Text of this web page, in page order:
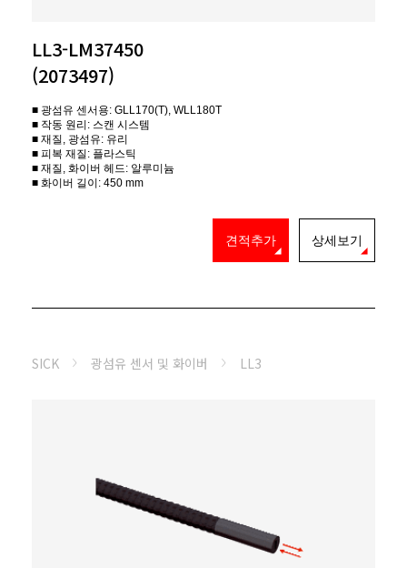
LL3-LM37450
(2073497)
■ 광섬유 센서용: GLL170(T), WLL180T
■ 작동 원리: 스캔 시스템
■ 재질, 광섬유: 유리
■ 피복 재질: 플라스틱
■ 재질, 화이버 헤드: 알루미늄
■ 화이버 길이: 450 mm
견적추가 상세보기
SICK 광섬유 센서 및 화이버 LL3